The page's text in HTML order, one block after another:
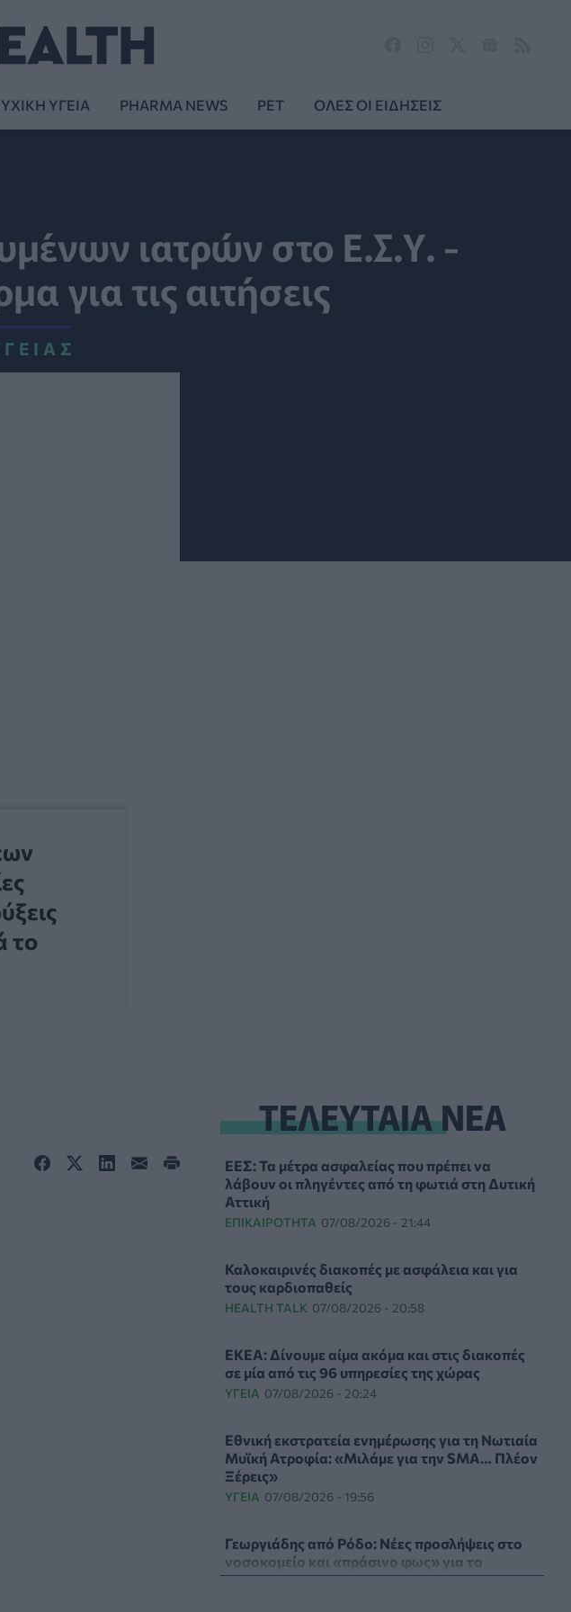
ΥΓΕΙΑ PHARMA NEWS PET ΟΛΕΣ ΟΙ ΕΙΔΗΣΕΙΣ
ιατρών στο Ε.Σ.Υ. -
για τις αιτήσεις
το
ΤΕΛΕΥΤΑΙΑ ΝΕΑ
ΕΕΣ: Τα μέτρα ασφαλείας που πρέπει να
λάβουν οι πληγέντες από τη φωτιά στη Δυτική
Αττική
ΕΠΙΚΑΙΡΌΤΗΤΑ 07/08/2026 - 21:44
Καλοκαιρινές διακοπές με ασφάλεια και για
τους καρδιοπαθείς
HEALTH TALK 07/08/2026 - 20:58
ΕΚΕΑ: Δίνουμε αίμα ακόμα και στις διακοπές
σε μία από τις 96 υπηρεσίες της χώρας
ΥΓΕΊΑ 07/08/2026 - 20:24
Εθνική εκστρατεία ενημέρωσης για τη Νωτιαία
Μυϊκή Ατροφία: «Μιλάμε για την SMA… Πλέον
Ξέρεις»
ΥΓΕΊΑ 07/08/2026 - 19:56
Γεωργιάδης από Ρόδο: Νέες προσλήψεις στο
νοσοκομείο και «πράσινο φως» για το
ακτινοθεραπευτικό κέντρο